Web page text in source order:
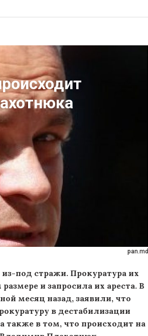
pan.md
под стражи. Прокуратура их
и запросила их ареста. В
месяц назад, заявили, что
в дестабилизации
также в том, что происходит на